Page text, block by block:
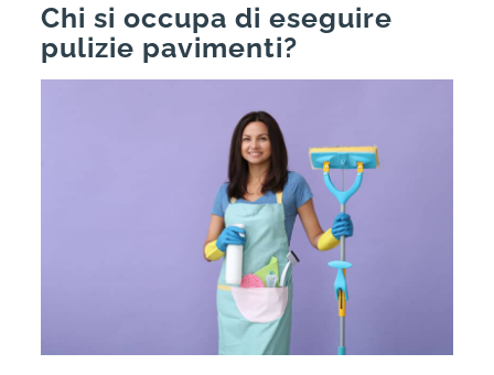
Chi si occupa di eseguire
pulizie pavimenti?